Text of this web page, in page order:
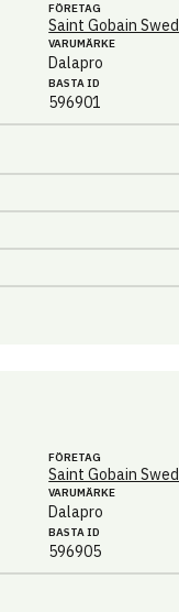
FÖRETAG
Saint Gobain
VARUMÄRKE
Dalapro
BASTA ID
596901
FÖRETAG
Saint Gobain
VARUMÄRKE
Dalapro
BASTA ID
596905